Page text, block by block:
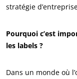
NOS SECTEURS D'ACTIVITÉ
Cosmétique
Bois et forêt
stratégie
Pourquoi c’est
les labels ?
Dans un monde où